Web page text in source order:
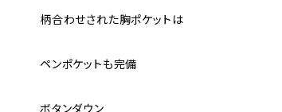
柄合わせされた胸ポケットは
ペンポケットも完備
ボタンダウン